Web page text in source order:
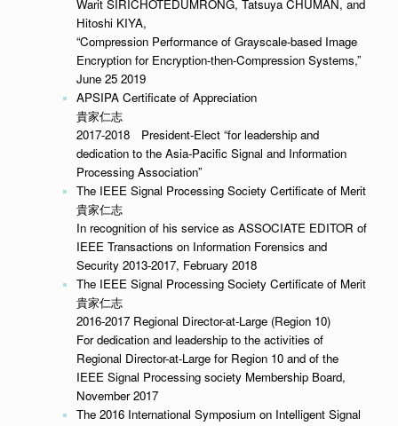
Warit SIRICHOTEDUMRONG, Tatsuya CHUMAN, and
Hitoshi KIYA,
“Compression Performance of Grayscale-based Image
Encryption for Encryption-then-Compression Systems,”
June 25 2019
APSIPA Certificate of Appreciation
貴家仁志
2017-2018 President-Elect “for leadership and
dedication to the Asia-Pacific Signal and Information
Processing Association”
The IEEE Signal Processing Society Certificate of Merit
貴家仁志
In recognition of his service as ASSOCIATE EDITOR of
IEEE Transactions on Information Forensics and
Security 2013-2017, February 2018
The IEEE Signal Processing Society Certificate of Merit
貴家仁志
2016-2017 Regional Director-at-Large (Region 10)
For dedication and leadership to the activities of
Regional Director-at-Large for Region 10 and of the
IEEE Signal Processing society Membership Board,
November 2017
The 2016 International Symposium on Intelligent Signal